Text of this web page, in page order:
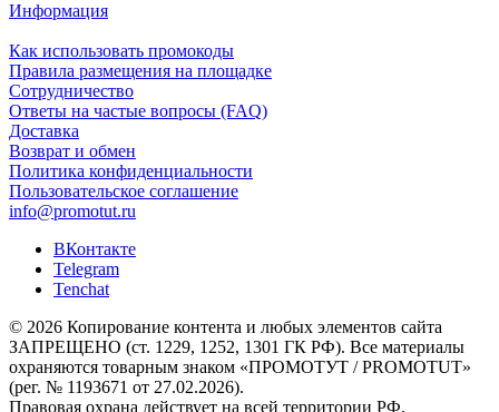
Информация
Как использовать промокоды
Правила размещения на площадке
Сотрудничество
Ответы на частые вопросы (FAQ)
Доставка
Возврат и обмен
Политика конфиденциальности
Пользовательское соглашение
info@promotut.ru
ВКонтакте
Telegram
Tenchat
© 2026 Копирование контента и любых элементов сайта
ЗАПРЕЩЕНО (ст. 1229, 1252, 1301 ГК РФ). Все материалы
охраняются товарным знаком «ПРОМОТУТ / PROMOTUT»
(рег. № 1193671 от 27.02.2026).
Правовая охрана действует на всей территории РФ.